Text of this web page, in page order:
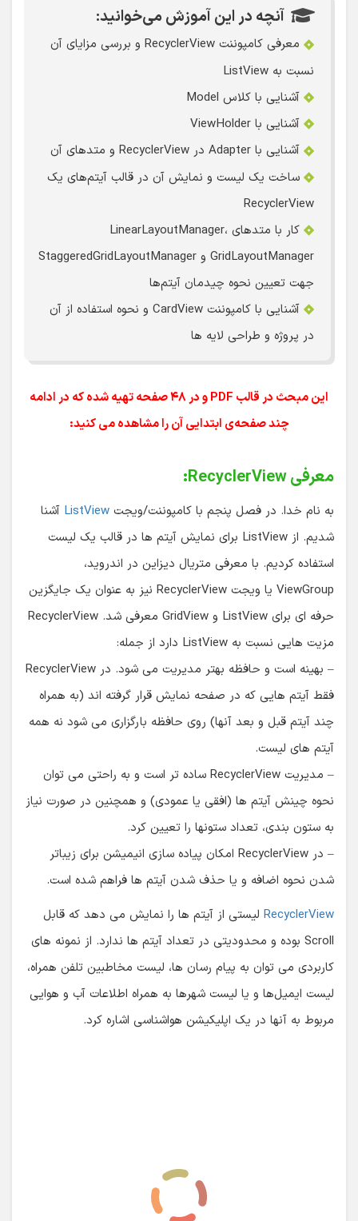
آنچه در این آموزش می‌خوانید:
معرفی کامپوننت RecyclerView و بررسی مزایای آن
نسبت به ListView
آشنایی با کلاس Model
آشنایی با ViewHolder
آشنایی با Adapter در RecyclerView و متدهای آن
ساخت یک لیست و نمایش آن در قالب آیتم‌های یک
RecyclerView
کار با متدهای LinearLayoutManager،
GridLayoutManager و StaggeredGridLayoutManager
جهت تعیین نحوه چیدمان آیتم‌ها
آشنایی با کامپوننت CardView و نحوه استفاده از آن
در پروژه و طراحی لایه ها
این مبحث در قالب PDF و در ۴۸ صفحه تهیه شده که در ادامه
چند صفحه‌ی ابتدایی آن را مشاهده می کنید:
معرفی RecyclerView:
به نام خدا. در فصل پنجم با کامپوننت/ویجت ListView آشنا
شدیم. از ListView برای نمایش آیتم ها در قالب یک لیست
استفاده کردیم. با معرفی متریال دیزاین در اندروید،
ViewGroup یا ویجت RecyclerView نیز به عنوان یک جایگزین
حرفه ای برای ListView و GridView معرفی شد. RecyclerView
مزیت هایی نسبت به ListView دارد از جمله:
– بهینه است و حافظه بهتر مدیریت می شود. در RecyclerView
فقط آیتم هایی که در صفحه نمایش قرار گرفته اند (به همراه
چند آیتم قبل و بعد آنها) روی حافظه بارگزاری می شود نه همه
آیتم های لیست.
– مدیریت RecyclerView ساده تر است و به راحتی می توان
نحوه چینش آیتم ها (افقی یا عمودی) و همچنین در صورت نیاز
به ستون بندی، تعداد ستونها را تعیین کرد.
– در RecyclerView امکان پیاده سازی انیمیشن برای زیباتر
شدن نحوه اضافه و یا حذف شدن آیتم ها فراهم شده است.
RecyclerView لیستی از آیتم ها را نمایش می دهد که قابل
Scroll بوده و محدودیتی در تعداد آیتم ها ندارد. از نمونه های
کاربردی می توان به پیام رسان ها، لیست مخاطبین تلفن همراه،
لیست ایمیل‌ها و یا لیست شهرها به همراه اطلاعات آب و هوایی
مربوط به آنها در یک اپلیکیشن هواشناسی اشاره کرد.